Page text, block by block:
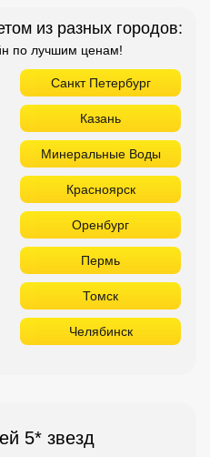
из разных городов:
по лучшим ценам!
Санкт Петербург
Казань
Минеральные Воды
Красноярск
Оренбург
Пермь
Томск
Челябинск
5* звезд